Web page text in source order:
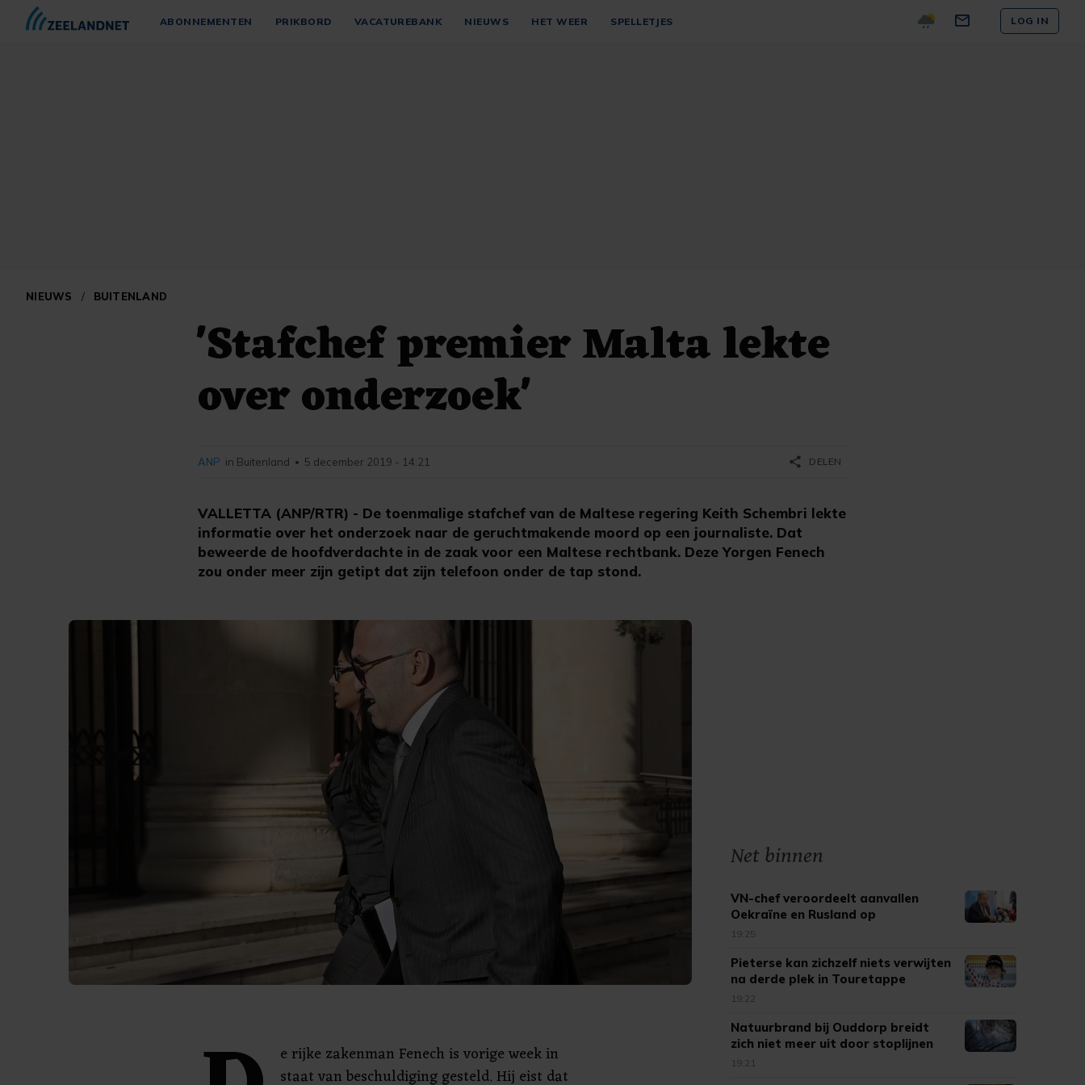
ABONNEMENTEN PRIKBORD VACATUREBANK NIEUWS HET WEER SPELLETJES LOG IN
NIEUWS / BUITENLAND
'Stafchef premier Malta lekte
over onderzoek'
VALLETTA (ANP/RTR) - De toenmalige stafchef van de Maltese regering Keith Schembri lekte
informatie over het onderzoek naar de geruchtmakende moord op een journaliste. Dat
beweerde de hoofdverdachte in de zaak voor een Maltese rechtbank. Deze Yorgen Fenech
zou onder meer zijn getipt dat zijn telefoon onder de tap stond.
ANP in Buitenland • 5 december 2019 - 14:21 share DELEN
e rijke zakenman Fenech is vorige week in
staat van beschuldiging gesteld. Hij eist dat
Net binnen
VN-chef veroordeelt aanvallen
Oekraïne en Rusland op
burgerdoelen
19:25
Pieterse kan zichzelf niets verwijten
na derde plek in Touretappe
19:22
Natuurbrand bij Ouddorp breidt
zich niet meer uit door stoplijnen
19:21